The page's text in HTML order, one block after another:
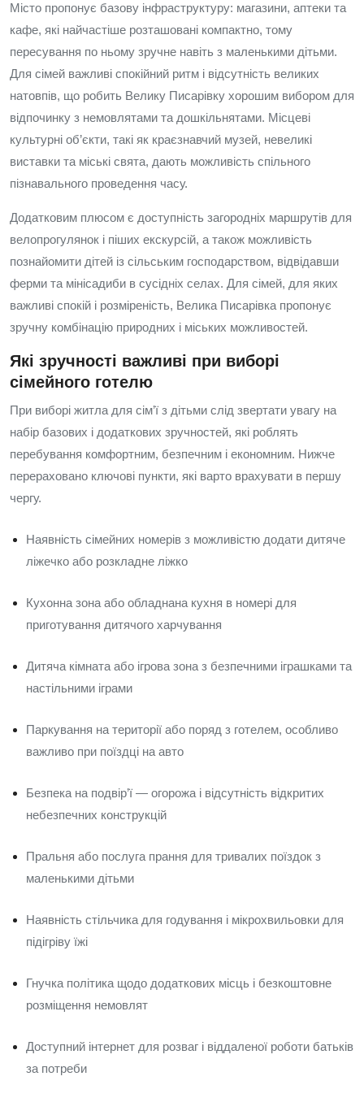
Місто пропонує базову інфраструктуру: магазини, аптеки та
кафе, які найчастіше розташовані компактно, тому
пересування по ньому зручне навіть з маленькими дітьми.
Для сімей важливі спокійний ритм і відсутність великих
натовпів, що робить Велику Писарівку хорошим вибором для
відпочинку з немовлятами та дошкільнятами. Місцеві
культурні об’єкти, такі як краєзнавчий музей, невеликі
виставки та міські свята, дають можливість спільного
пізнавального проведення часу.
Додатковим плюсом є доступність загородніх маршрутів для
велопрогулянок і піших екскурсій, а також можливість
познайомити дітей із сільським господарством, відвідавши
ферми та мінісадиби в сусідніх селах. Для сімей, для яких
важливі спокій і розміреність, Велика Писарівка пропонує
зручну комбінацію природних і міських можливостей.
Які зручності важливі при виборі
сімейного готелю
При виборі житла для сім’ї з дітьми слід звертати увагу на
набір базових і додаткових зручностей, які роблять
перебування комфортним, безпечним і економним. Нижче
перераховано ключові пункти, які варто врахувати в першу
чергу.
Наявність сімейних номерів з можливістю додати дитяче
ліжечко або розкладне ліжко
Кухонна зона або обладнана кухня в номері для
приготування дитячого харчування
Дитяча кімната або ігрова зона з безпечними іграшками та
настільними іграми
Паркування на території або поряд з готелем, особливо
важливо при поїздці на авто
Безпека на подвір’ї — огорожа і відсутність відкритих
небезпечних конструкцій
Пральня або послуга прання для тривалих поїздок з
маленькими дітьми
Наявність стільчика для годування і мікрохвильовки для
підігріву їжі
Гнучка політика щодо додаткових місць і безкоштовне
розміщення немовлят
Доступний інтернет для розваг і віддаленої роботи батьків
за потреби